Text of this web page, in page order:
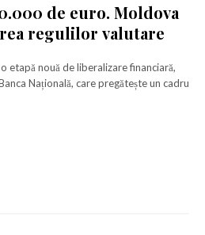
de euro. Moldova
regulilor valutare
etapă nouă de liberalizare financiară,
Națională, care pregătește un cadru